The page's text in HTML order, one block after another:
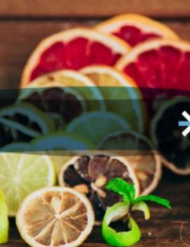
centenário e tem na sua
príncipe africano Kangingin, filho
de aguardente, mel de
e outros “ingredientes
bebida e posso comprovar